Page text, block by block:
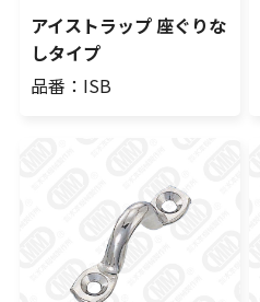
アイストラップ 座ぐりな
しタイプ
品番：ISB